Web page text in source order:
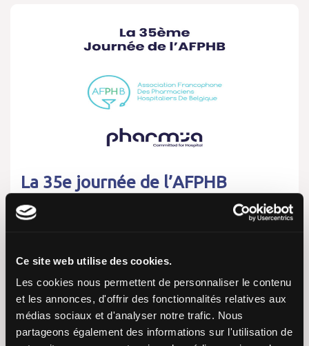
Ce site web utilise des cookies.
Les cookies nous permettent de personnaliser le contenu
et les annonces, d'offrir des fonctionnalités relatives aux
médias sociaux et d'analyser notre trafic. Nous
partageons également des informations sur l'utilisation de
La 35e journée de l’AFPHB
Évènements
Namur, Belgique Pour la 2ᵉ année consécutive, notre
équipe s’exporte en Belgique à l’occasion la 35ᵉ
Journée de l’AFPHB (Association…